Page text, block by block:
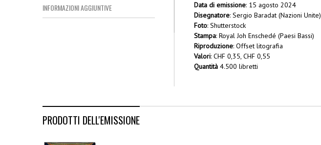
INFORMAZIONI AGGIUNTIVE Data di emissione: 15 agosto 2024
Disegnatore: Sergio Baradat (Nazioni Unite)
Foto: Shutterstock
Stampa: Royal Joh Enschedé (Paesi Bassi)
Riproduzione: Offset litografia
Valori: CHF 0,35, CHF 0,55
Quantità 4.500 libretti
PRODOTTI DELL'EMISSIONE